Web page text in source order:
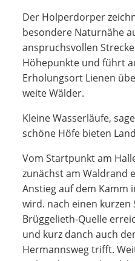
Der Holperdorper
besondere Naturnähe
anspruchsvollen
Höhepunkte und führt
Erholungsort Lienen
weite Wälder.
Kleine Wasserläufe,
schöne Höfe bieten
Vom Startpunkt am
zunächst am Waldrand
Anstieg auf dem Kamm
wird. nach einen kurzen
Brüggelieth-Quelle
und kurz danch auch
Hermannsweg trifft.